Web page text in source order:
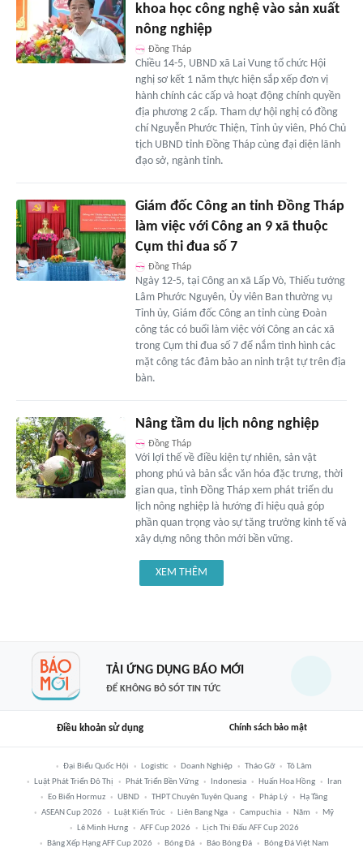
khoa học công nghệ vào sản xuất
nông nghiệp
Đồng Tháp
Chiều 14-5, UBND xã Lai Vung tổ chức Hội
nghị sơ kết 1 năm thực hiện sắp xếp đơn vị
hành chính các cấp và hoạt động chính quyền
địa phương 2 cấp. Tham dự hội nghị có đồng
chí Nguyễn Phước Thiện, Tỉnh ủy viên, Phó Chủ
tịch UBND tỉnh Đồng Tháp cùng đại diện lãnh
đạo sở, ngành tỉnh.
Giám đốc Công an tỉnh Đồng Tháp
làm việc với Công an 9 xã thuộc
Cụm thi đua số 7
Đồng Tháp
Ngày 12-5, tại Công an xã Lấp Vò, Thiếu tướng
Lâm Phước Nguyên, Ủy viên Ban thường vụ
Tỉnh ủy, Giám đốc Công an tỉnh cùng Đoàn
công tác có buổi làm việc với Công an các xã
trong Cụm thi đua số 7 để nắm tình hình các
mặt công tác đảm bảo an ninh trật tự trên địa
bàn.
Nâng tầm du lịch nông nghiệp
Đồng Tháp
Với lợi thế về điều kiện tự nhiên, sản vật
phong phú và bản sắc văn hóa đặc trưng, thời
gian qua, tỉnh Đồng Tháp xem phát triển du
lịch nông nghiệp là hướng đi hiệu quả góp
phần quan trọng vào sự tăng trưởng kinh tế và
xây dựng nông thôn mới bền vững.
XEM THÊM
TẢI ỨNG DỤNG BÁO MỚI
ĐỂ KHÔNG BỎ SÓT TIN TỨC
Điều khoản sử dụng Chính sách bảo mật
Đại Biểu Quốc Hội Logistic Doanh Nghiệp Tháo Gỡ
Tô Lâm
Luật Phát Triển Đô Thị
Phát Triển Bền Vững Indonesia Huấn Hoa Hồng
Iran
Eo Biển Hormuz
UBND THPT Chuyên Tuyên Quang Pháp Lý
Hạ Tầng
ASEAN Cup 2026
Luật Kiến Trúc Liên Bang Nga Campuchia Năm
Mỹ
Lê Minh Hưng
AFF Cup 2026
Lịch Thi Đấu AFF Cup 2026
Bảng Xếp Hạng AFF Cup 2026
Bóng Đá Báo Bóng Đá Bóng Đá Việt Nam